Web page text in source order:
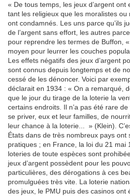
« De tous temps, les jeux d’argent
tant les religieux que les moralistes
ont condamnés. Les uns parce qu’ils
de l’argent sans effort, les autres parce
pour reprendre les termes de Buffon, «
moyen pour leurrer les couches
Les effets négatifs des jeux d’argent
sont connus depuis longtemps et de
cessé de les dénoncer. Voici par
déclarait en 1934 : « On a remarqué,
que le jour du tirage de la loterie la
certains endroits. Il n’a pas été rare
se priver, eux et leur familles, de
leur chance à la loterie... » (Klein).
États dans de très nombreux pays ont
pratiques ; en France, la loi du 21 mai
loteries de toute espèces sont
jeux d’argent possèdent pour les
particulières, des dérogations à ces
promulguées très vite. La loterie
des jeux, le PMU puis des casinos ont